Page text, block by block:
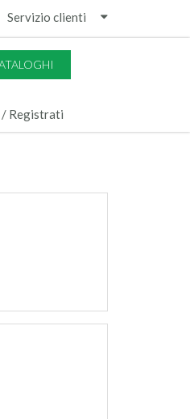
Servizio clienti
/ Registrati